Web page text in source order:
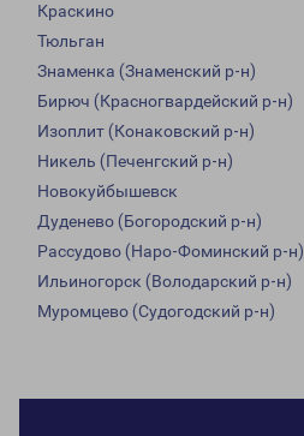
Краскино
Тюльган
Знаменка (Знаменский р-н)
Бирюч (Красногвардейский р-н)
Изоплит (Конаковский р-н)
Никель (Печенгский р-н)
Новокуйбышевск
Дуденево (Богородский р-н)
Рассудово (Наро-Фоминский р-н)
Ильиногорск (Володарский р-н)
Муромцево (Судогодский р-н)